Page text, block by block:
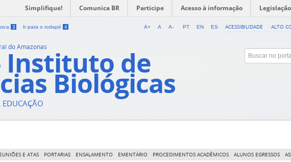
Simplifique! Comunica BR Participe Acesso à informação Legislação
3 Ir para o rodapé 4 ACESSIBILIDADE ALTO
A+ A A- PT EN ES
do Amazonas
Instituto de
Biológicas
E ATAS PORTARIAS ENSALAMENTO EMENTÁRIO PROCEDIMENTOS ACADÊMICOS ALUNOS EGRESSOS